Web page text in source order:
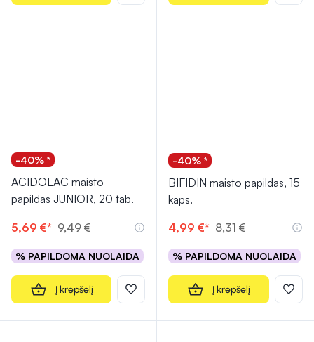
-40% *
ACIDOLAC maisto
papildas JUNIOR, 20 tab.
5,69 €* 9,49 €
% PAPILDOMA NUOLAIDA
Į krepšelį
-40% *
BIFIDIN maisto papildas, 15
kaps.
4,99 €* 8,31 €
% PAPILDOMA NUOLAIDA
Į krepšelį